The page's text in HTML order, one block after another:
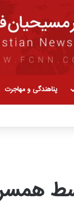
پناهندگی و مهاجرت